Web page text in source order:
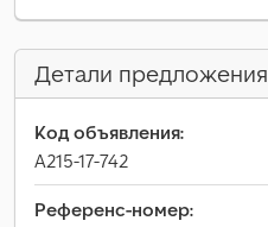
Детали предложения
Код объявления:
A215-17-742
Референс-номер: